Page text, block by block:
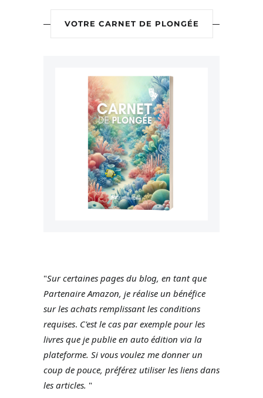
VOTRE CARNET DE PLONGÉE
"Sur certaines pages du blog, en tant que
Partenaire Amazon, je réalise un bénéfice
sur les achats remplissant les conditions
requises. C'est le cas par exemple pour les
livres que je publie en auto édition via la
plateforme. Si vous voulez me donner un
coup de pouce, préférez utiliser les liens dans
les articles. "